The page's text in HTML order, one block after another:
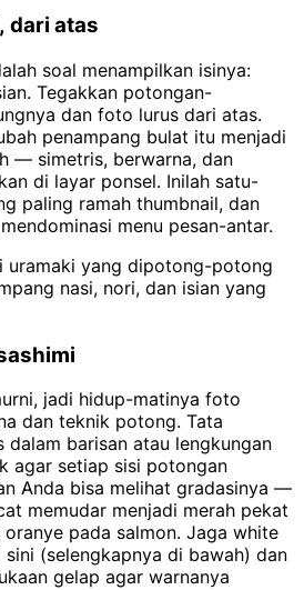
dari atas
soal menampilkan isinya:
Tegakkan potongan-
dan foto lurus dari atas.
penampang bulat itu menjadi
— simetris, berwarna, dan
di layar ponsel. Inilah satu-
paling ramah thumbnail, dan
menu pesan-antar.
uramaki yang dipotong-potong
nasi, nori, dan isian yang
jadi hidup-matinya foto
dan teknik potong. Tata
dalam barisan atau lengkungan
agar setiap sisi potongan
Anda bisa melihat gradasinya —
memudar menjadi merah pekat
pada salmon. Jaga white
(selengkapnya di bawah) dan
gelap agar warnanya